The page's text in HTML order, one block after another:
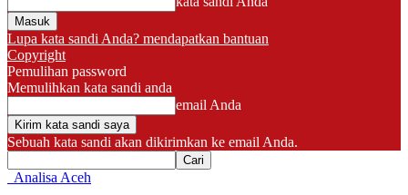
Lupa kata sandi Anda? mendapatkan bantuan
Copyright
Pemulihan password
Memulihkan kata sandi anda
email Anda
Sebuah kata sandi akan dikirimkan ke email Anda.
Analisa Aceh